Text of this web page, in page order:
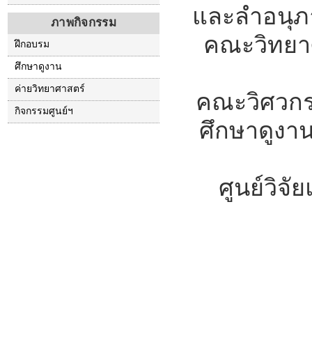
ภาพกิจกรรม
ฝึกอบรม
ศึกษาดูงาน
ค่ายวิทยาศาสตร์
กิจกรรมศูนย์ฯ
และลำอนุ
คณะวิทย
คณะวิศวก
ศึกษาดูงา
ศูนย์วิจัย